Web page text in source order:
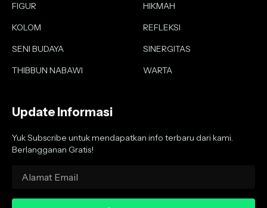
FIGUR
HIKMAH
KOLOM
REFLEKSI
SENI BUDAYA
SINERGITAS
THIBBUN NABAWI
WARTA
Update Informasi
Yuk Subscribe untuk mendapatkan info terbaru dari kami.
Berlangganan Gratis!